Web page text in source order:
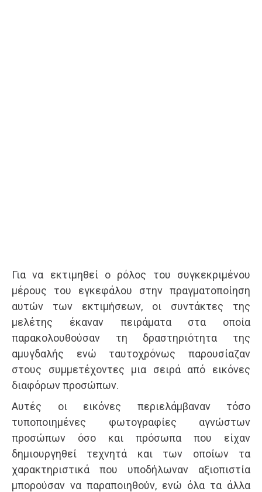
Για να εκτιμηθεί ο ρόλος του συγκεκριμένου
μέρους του εγκεφάλου στην πραγματοποίηση
αυτών των εκτιμήσεων, οι συντάκτες της
μελέτης έκαναν πειράματα στα οποία
παρακολουθούσαν τη δραστηριότητα της
αμυγδαλής ενώ ταυτοχρόνως παρουσίαζαν
στους συμμετέχοντες μια σειρά από εικόνες
διαφόρων προσώπων.
Αυτές οι εικόνες περιελάμβαναν τόσο
τυποποιημένες φωτογραφίες αγνώστων
προσώπων όσο και πρόσωπα που είχαν
δημιουργηθεί τεχνητά και των οποίων τα
χαρακτηριστικά που υποδήλωναν αξιοπιστία
μπορούσαν να παραποιηθούν, ενώ όλα τα άλλα